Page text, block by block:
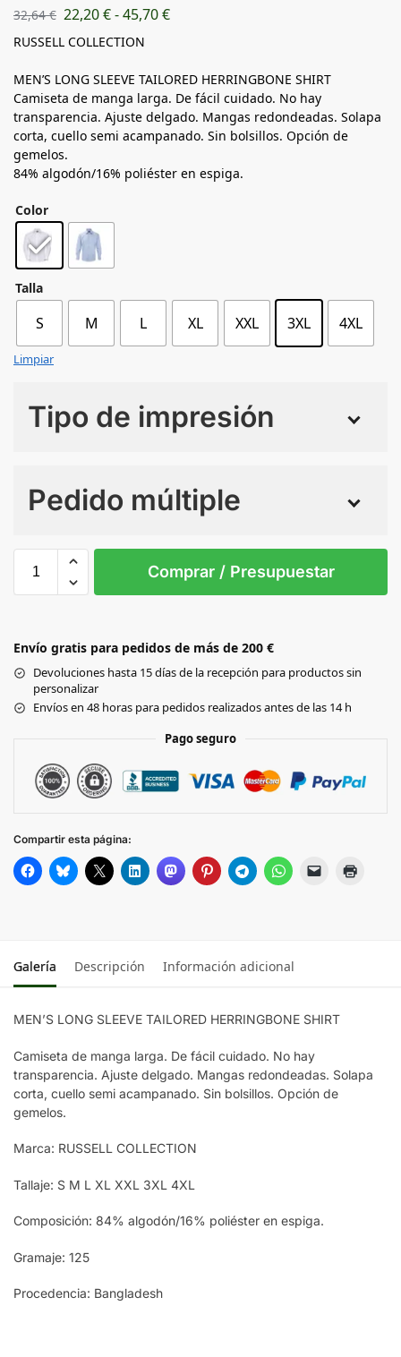
32,64€ 22,20€-45,70€
RUSSELL COLLECTION
MEN’S LONG SLEEVE TAILORED HERRINGBONE SHIRT
Camiseta de manga larga. De fácil cuidado. No hay
transparencia. Ajuste delgado. Mangas redondeadas. Solapa
corta, cuello semi acampanado. Sin bolsillos. Opción de
gemelos.
84% algodón/16% poliéster en espiga.
Color
Talla
S M L XL XXL 3XL 4XL
Limpiar
Tipo de impresión
Pedido múltiple
LIGHT
Comprar / Presupuestar
Envío gratis para pedidos de más de 200 €
Devoluciones hasta 15 días de la recepción para productos sin
personalizar
Envíos en 48 horas para pedidos realizados antes de las 14 h
Pago seguro
Compartir esta página:
Galería Descripción Información adicional
MEN’S LONG SLEEVE TAILORED HERRINGBONE SHIRT
Camiseta de manga larga. De fácil cuidado. No hay
transparencia. Ajuste delgado. Mangas redondeadas. Solapa
corta, cuello semi acampanado. Sin bolsillos. Opción de
gemelos.
Marca: RUSSELL COLLECTION
Tallaje: S M L XL XXL 3XL 4XL
Composición: 84% algodón/16% poliéster en espiga.
Gramaje: 125
Procedencia: Bangladesh